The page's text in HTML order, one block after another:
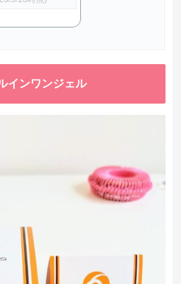
インワンジェル